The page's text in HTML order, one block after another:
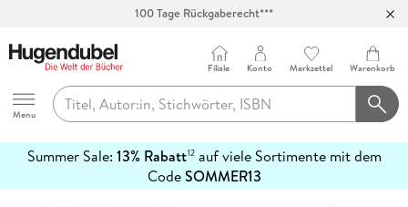
100 Tage Rückgaberecht***
Hugendubel
Menu
Filiale Konto Merkzettel Warenkorb
Summer Sale: 13% Rabatt12auf viele Sortimente mit dem
CodeSOMMER13
erfahren